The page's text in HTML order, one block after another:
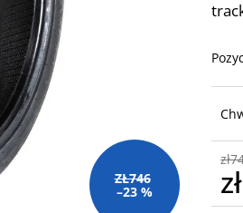
ZŁ746
–23 %